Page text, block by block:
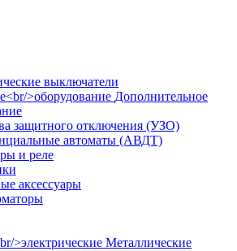
выключатели
Дополнительное
защитного отключения (УЗО)
автоматы (АВДТ)
и реле
аксессуары
Металлические